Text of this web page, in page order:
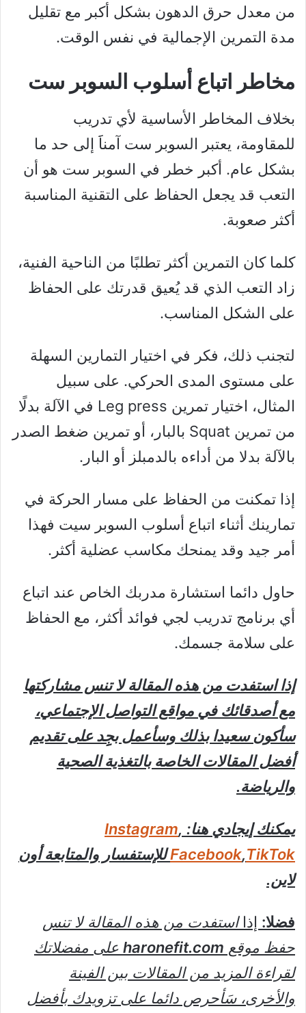
من معدل حرق الدهون بشكل أكبر مع تقليل
مدة التمرين الإجمالية في نفس الوقت.
مخاطر اتباع أسلوب السوبر ست
بخلاف المخاطر الأساسية لأي تدريب
للمقاومة، يعتبر السوبر ست آمناََ إلى حد ما
بشكل عام. أكبر خطر في السوبر ست هو أن
التعب قد يجعل الحفاظ على التقنية المناسبة
أكثر صعوبة.
كلما كان التمرين أكثر تطلبًا من الناحية الفنية،
زاد التعب الذي قد يُعيق قدرتك على الحفاظ
على الشكل المناسب.
لتجنب ذلك، فكر في اختيار التمارين السهلة
على مستوى المدى الحركي. على سبيل
المثال، اختيار تمرين Leg press في الآلة بدلًا
من تمرين Squat بالبار، أو تمرين ضغط الصدر
بالآلة بدلا من أداءه بالدمبلز أو البار.
إذا تمكنت من الحفاظ على مسار الحركة في
تمارينك أثناء اتباع أسلوب السوبر سيت فهذا
أمر جيد وقد يمنحك مكاسب عضلية أكثر.
حاول دائما استشارة مدربك الخاص عند اتباع
أي برنامج تدريب لجي فوائد أكثر، مع الحفاظ
على سلامة جسمك.
إذا استفدت من هذه المقالة لا تنس مشاركتها
مع أصدقائك في مواقع التواصل الإجتماعي،
سأكون سعيدا بذلك وسأعمل بجِِد على تقديم
أفضل المقالات الخاصة بالتغذية الصحية
والرياضة.
يمكنك إيجادي هنا: Instagram,
Facebook,TikTok
للإستفسار والمتابعة أون
لاين.
فضلا: إذااستفدت من هذه المقالة لا تنس
حفظ موقع haronefit.com على مفضلاتك
لقراءة المزيد من المقالات بين الفينة
والأخرى، سَأحرص دائما على تزويدك بأفضل